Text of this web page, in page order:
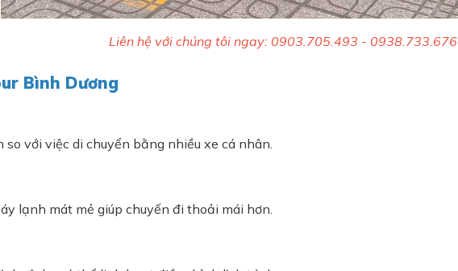
Liên hệ với chúng tôi ngay: 0903.705.493 - 0938.733.676
Bình Dương
với việc di chuyển bằng nhiều xe cá nhân.
lạnh mát mẻ giúp chuyến đi thoải mái hơn.